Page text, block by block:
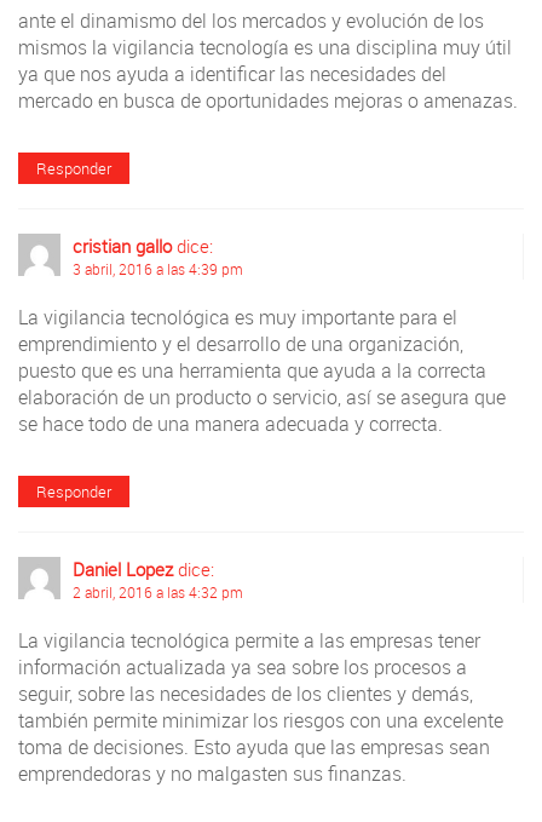
ante el dinamismo del los mercados y evolución de los
mismos la vigilancia tecnología es una disciplina muy útil
ya que nos ayuda a identificar las necesidades del
mercado en busca de oportunidades mejoras o amenazas.
Responder
cristian gallo dice:
3 abril, 2016 a las 4:39 pm
La vigilancia tecnológica es muy importante para el
emprendimiento y el desarrollo de una organización,
puesto que es una herramienta que ayuda a la correcta
elaboración de un producto o servicio, así se asegura que
se hace todo de una manera adecuada y correcta.
Responder
Daniel Lopez dice:
2 abril, 2016 a las 4:32 pm
La vigilancia tecnológica permite a las empresas tener
información actualizada ya sea sobre los procesos a
seguir, sobre las necesidades de los clientes y demás,
también permite minimizar los riesgos con una excelente
toma de decisiones. Esto ayuda que las empresas sean
emprendedoras y no malgasten sus finanzas.